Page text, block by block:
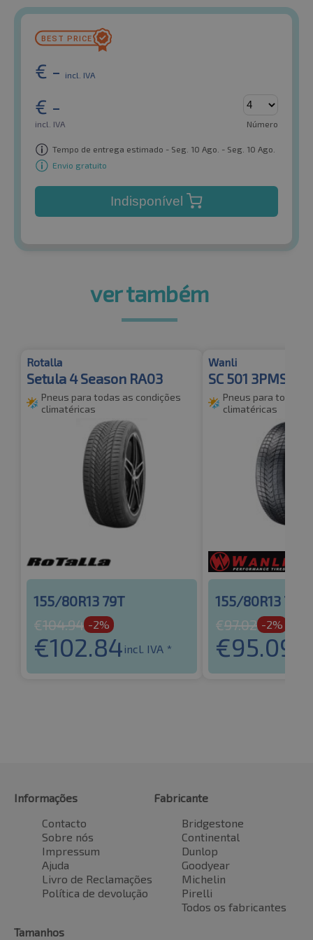
€ - incl. IVA
€ -
incl. IVA Número
Tempo de entrega estimado - Seg. 10 Ago. - Seg. 10 Ago.
Envio gratuito
Indisponível
ver também
Rotalla
Setula 4 Season RA03
Pneus para todas as condições
climatéricas
155/80R13 79T
€104.94 -2%
€102.84 incl. IVA *
Wanli
SC 501 3PMSF
Pneus para todas
climatéricas
155/80R13 79T
€97.02 -2%
€95.09
Informações
Contacto
Sobre nós
Impressum
Ajuda
Livro de Reclamações
Política de devolução
Fabricante
Bridgestone
Continental
Dunlop
Goodyear
Michelin
Pirelli
Todos os fabricantes
Tamanhos